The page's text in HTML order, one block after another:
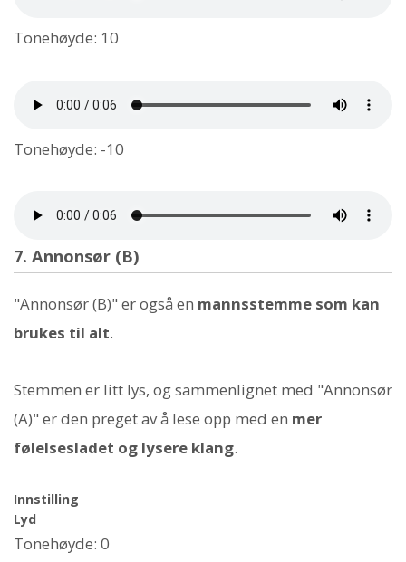
Tonehøyde: 10
Tonehøyde: -10
7. Annonsør (B)
"Annonsør (B)" er også en mannsstemme som kan
brukes til alt.
Stemmen er litt lys, og sammenlignet med "Annonsør
(A)" er den preget av å lese opp med en mer
følelsesladet og lysere klang.
Innstilling
Lyd
Tonehøyde: 0